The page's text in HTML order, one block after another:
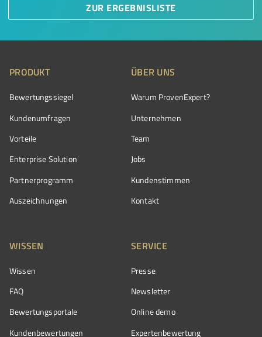
ZUR ERGEBNISLISTE
PRODUKT
Bewertungssiegel
Kundenumfragen
Vorteile
Enterprise Solution
Partnerprogramm
Auszeichnungen
ÜBER UNS
Warum ProvenExpert?
Unternehmen
Team
Jobs
Kundenstimmen
Kontakt
WISSEN
Wissen
FAQ
Bewertungsportale
Kundenbewertungen
SERVICE
Presse
Newsletter
Online demo
Expertenbewertung